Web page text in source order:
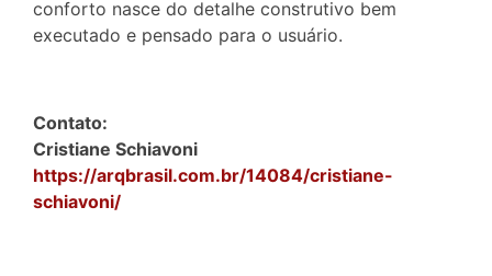
conforto nasce do detalhe construtivo bem
executado e pensado para o usuário.
Contato:
Cristiane Schiavoni
https://arqbrasil.com.br/14084/cristiane-
schiavoni/